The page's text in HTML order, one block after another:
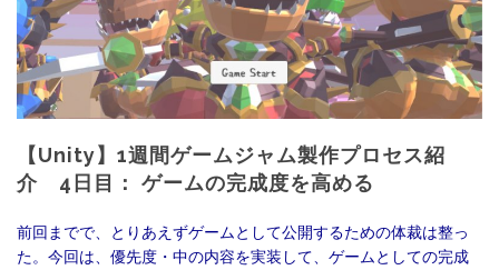
【Unity】1週間ゲームジャム製作プロセス紹
介 4日目： ゲームの完成度を高める
前回までで、とりあえずゲームとして公開するための体裁は整っ
た。今回は、優先度・中の内容を実装して、ゲームとしての完成